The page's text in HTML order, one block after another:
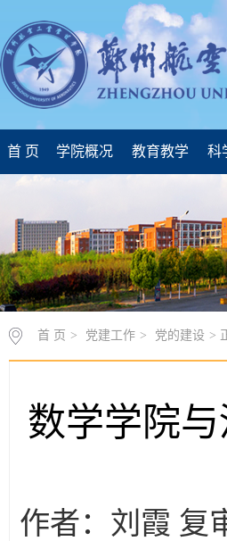
首 页 学院概况 教育教学 科
首 页 > 党建工作 > 党的建设 >
数学学院
作者：刘霞 复